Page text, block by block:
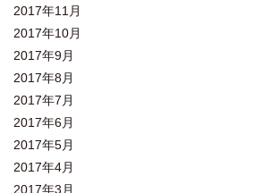
2017年11月
2017年10月
2017年9月
2017年8月
2017年7月
2017年6月
2017年5月
2017年4月
2017年3月